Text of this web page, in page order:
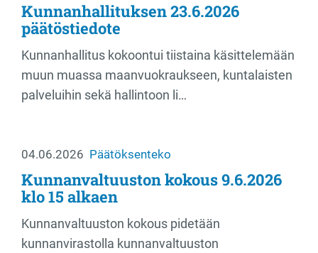
Kunnanhallituksen 23.6.2026
päätöstiedote
Kunnanhallitus kokoontui tiistaina käsittelemään
muun muassa maanvuokraukseen, kuntalaisten
palveluihin sekä hallintoon li…
04.06.2026 Päätöksenteko
Kunnanvaltuuston kokous 9.6.2026
klo 15 alkaen
Kunnanvaltuuston kokous pidetään
kunnanvirastolla kunnanvaltuuston